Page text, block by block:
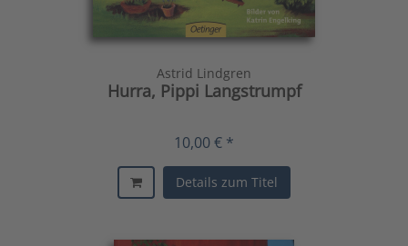
Astrid Lindgren
Hurra, Pippi Langstrumpf
10,00 € *
Details zum Titel